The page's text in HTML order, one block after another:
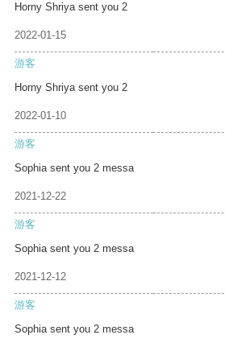
Horny Shriya sent you 2
2022-01-15
游客
Horny Shriya sent you 2
2022-01-10
游客
Sophia sent you 2 messa
2021-12-22
游客
Sophia sent you 2 messa
2021-12-12
游客
Sophia sent you 2 messa